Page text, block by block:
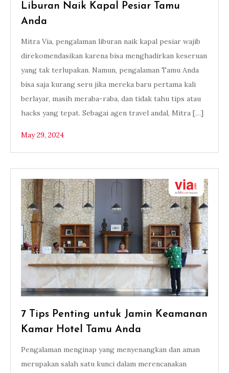
Liburan Naik Kapal Pesiar Tamu
Anda
Mitra Via, pengalaman liburan naik kapal pesiar wajib
direkomendasikan karena bisa menghadirkan keseruan
yang tak terlupakan. Namun, pengalaman Tamu Anda
bisa saja kurang seru jika mereka baru pertama kali
berlayar, masih meraba-raba, dan tidak tahu tips atau
hacks yang tepat. Sebagai agen travel andal, Mitra […]
May 29, 2024
7 Tips Penting untuk Jamin Keamanan
Kamar Hotel Tamu Anda
Pengalaman menginap yang menyenangkan dan aman
merupakan salah satu kunci dalam merencanakan